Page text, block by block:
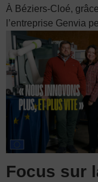
À Béziers-Cloé,
l’entreprise Genvia
Focus sur